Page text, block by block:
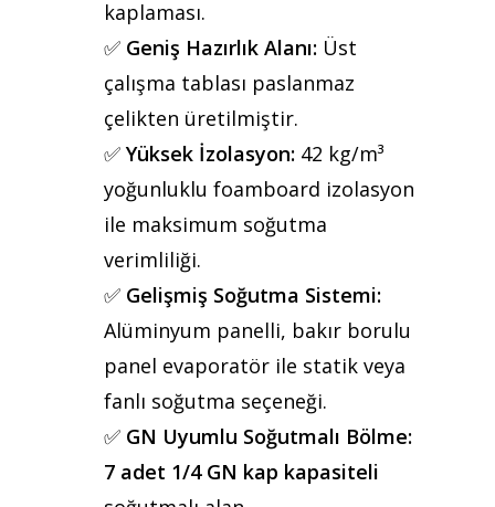
kaplaması.
✅ Geniş Hazırlık Alanı: Üst
çalışma tablası paslanmaz
çelikten üretilmiştir.
✅ Yüksek İzolasyon: 42 kg/m³
yoğunluklu foamboard izolasyon
ile maksimum soğutma
verimliliği.
✅ Gelişmiş Soğutma Sistemi:
Alüminyum panelli, bakır borulu
panel evaporatör ile statik veya
fanlı soğutma seçeneği.
✅ GN Uyumlu Soğutmalı Bölme:
7 adet 1/4 GN kap kapasiteli
Anasayfa
Kurumsal
Ürünler
Referanslar
Teklif Al
İletişim
Mattaş Medikal